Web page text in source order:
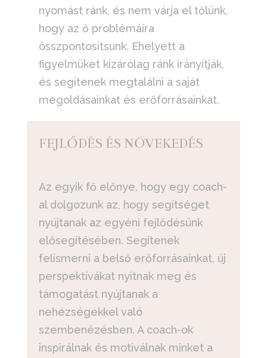
nyomást ránk, és nem várja el tőlünk,
hogy az ő problémáira
összpontosítsunk. Ehelyett a
figyelmüket kizárólag ránk irányítják,
és segítenek megtalálni a saját
megoldásainkat és erőforrásainkat.
FEJLŐDÉS ÉS NÖVEKEDÉS
Az egyik fő előnye, hogy egy coach-
al dolgozunk az, hogy segítséget
nyújtanak az egyéni fejlődésünk
elősegítésében. Segítenek
felismerni a belső erőforrásainkat, új
perspektívákat nyitnak meg és
támogatást nyújtanak a
nehézségekkel való
szembenézésben. A coach-ok
inspirálnak és motiválnak minket a